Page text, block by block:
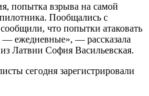
попытка взрыва на самой
Пообщались с
что попытки атаковать
— ежедневные», — рассказала
Латвии София Васильевская.
сегодня зарегистрировали